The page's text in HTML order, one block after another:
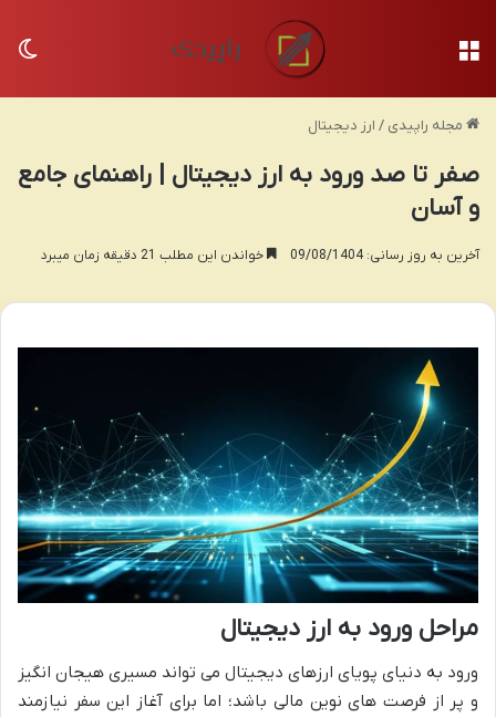
مجله راپیدی / ارز دیجیتال
صفر تا صد ورود به ارز دیجیتال | راهنمای جامع
و آسان
آخرین به روز رسانی: 09/08/1404 خواندن این مطلب 21 دقیقه زمان میبرد
مراحل ورود به ارز دیجیتال
ورود به دنیای پویای ارزهای دیجیتال می تواند مسیری هیجان انگیز
و پر از فرصت های نوین مالی باشد؛ اما برای آغاز این سفر نیازمند